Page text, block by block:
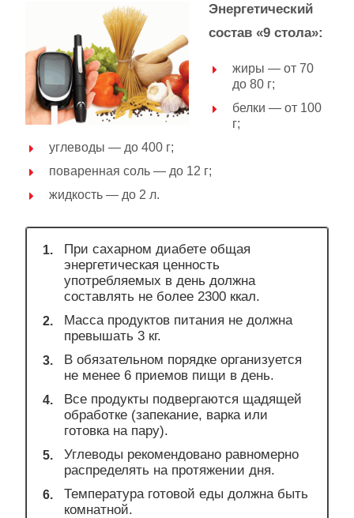
Энергетический
состав «9 стола»:
жиры — от 70
до 80 г;
белки — от 100
г;
углеводы — до 400 г;
поваренная соль — до 12 г;
жидкость — до 2 л.
При сахарном диабете общая
энергетическая ценность
употребляемых в день должна
составлять не более 2300 ккал.
Масса продуктов питания не должна
превышать 3 кг.
В обязательном порядке организуется
не менее 6 приемов пищи в день.
Все продукты подвергаются щадящей
обработке (запекание, варка или
готовка на пару).
Углеводы рекомендовано равномерно
распределять на протяжении дня.
Температура готовой еды должна быть
комнатной.